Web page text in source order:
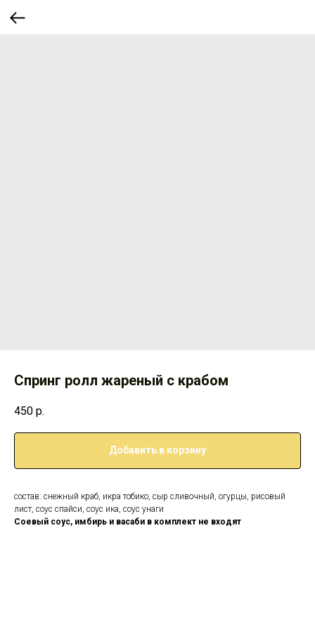
Спринг ролл жареный с крабом
450 р.
Добавить в корзину
состав: снежный краб, икра тобико, сыр сливочный, огурцы, рисовый
лист, соус спайси, соус ика, соус унаги
Соевый соус, имбирь и васаби в комплект не входят